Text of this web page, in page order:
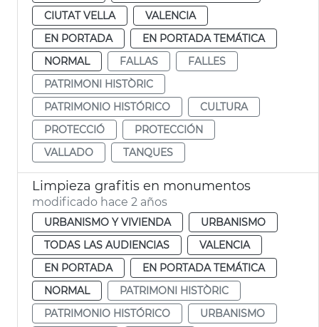
CIUTAT VELLA
VALENCIA
EN PORTADA
EN PORTADA TEMÁTICA
NORMAL
FALLAS
FALLES
PATRIMONI HISTÒRIC
PATRIMONIO HISTÓRICO
CULTURA
PROTECCIÓ
PROTECCIÓN
VALLADO
TANQUES
Limpieza grafitis en monumentos
modificado hace 2 años
URBANISMO Y VIVIENDA
URBANISMO
TODAS LAS AUDIENCIAS
VALENCIA
EN PORTADA
EN PORTADA TEMÁTICA
NORMAL
PATRIMONI HISTÒRIC
PATRIMONIO HISTÓRICO
URBANISMO